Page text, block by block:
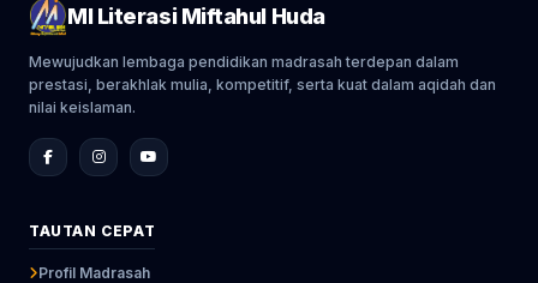
MI Literasi Miftahul Huda
Mewujudkan lembaga pendidikan madrasah terdepan dalam
prestasi, berakhlak mulia, kompetitif, serta kuat dalam aqidah dan
nilai keislaman.
TAUTAN CEPAT
Profil Madrasah